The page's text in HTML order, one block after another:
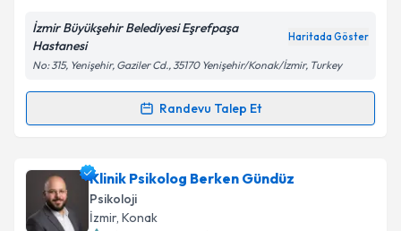
İzmir Büyükşehir Belediyesi Eşrefpaşa
Hastanesi
Haritada Göster
No: 315, Yenişehir, Gaziler Cd., 35170 Yenişehir/Konak/İzmir, Turkey
Randevu Talep Et
Randevu Takvimi Talebi
Uzm. Dr. Emre Cem Eseniçin randevu takvimi talebi
oluşturun. Size bu uzmandan randevu almanız için bir
takvim hazırlandığında e-posta ile bilgilendireceğiz.
Klinik Psikolog Berken Gündüz
Psikoloji
İzmir, Konak